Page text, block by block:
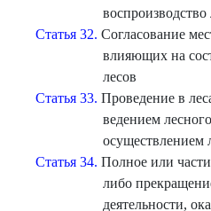
воспроизводство
Статья 32. Согласование
влияющих на
лесов
Статья 33. Проведение в
ведением
осуществлением
Статья 34. Полное или
либо
деятельности,